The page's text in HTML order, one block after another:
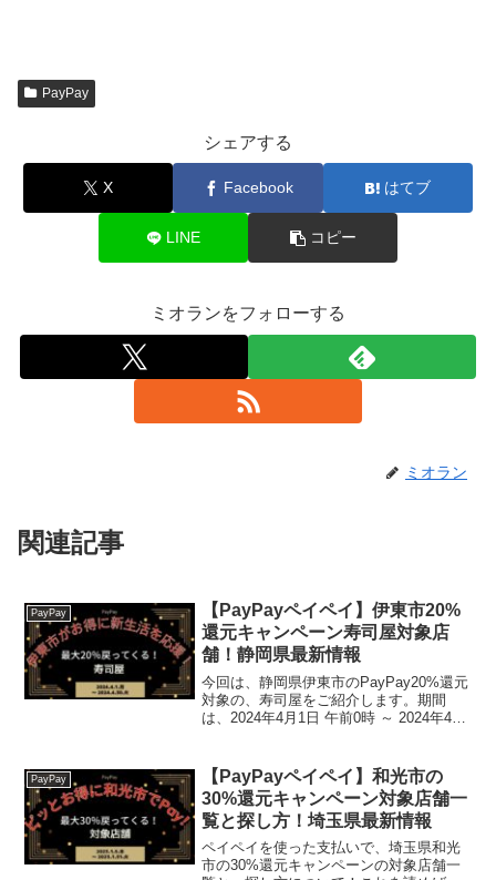
PayPay
シェアする
X Facebook はてブ
LINE コピー
ミオランをフォローする
ミオラン
関連記事
PayPay
【PayPayペイペイ】伊東市20%
還元キャンペーン寿司屋対象店
舗！静岡県最新情報
今回は、静岡県伊東市のPayPay20%還元
対象の、寿司屋をご紹介します。期間
は、2024年4月1日 午前0時 ～ 2024年4月
予約OK！最大10％ポイン...
PayPay
【PayPayペイペイ】和光市の
30%還元キャンペーン対象店舗一
覧と探し方！埼玉県最新情報
ペイペイを使った支払いで、埼玉県和光
市の30%還元キャンペーンの対象店舗一